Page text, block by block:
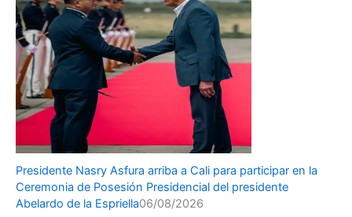
Presidente Nasry Asfura arriba a Cali para participar en la
Ceremonia de Posesión Presidencial del presidente
Abelardo de la Espriella06/08/2026